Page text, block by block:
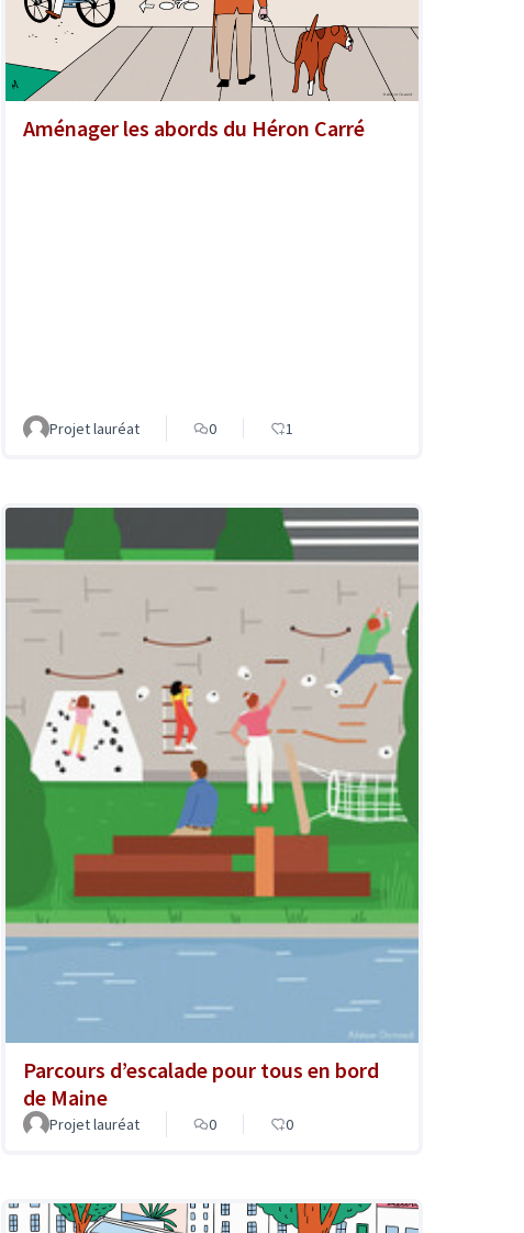
Aménager les abords du Héron Carré
Projet lauréat 0 1
Parcours d’escalade pour tous en bord
de Maine
Projet lauréat 0 0